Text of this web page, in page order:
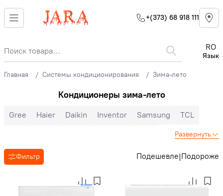
+(373) 68 918 111
RO
Язык
Главная Системы кондиционирования Зима-лето
Кондиционеры зима-лето
Gree Haier Daikin Inventor Samsung
TCL
Cooper&Hunter
Hyundai Auratsu
Candy
Mitsubishi Heavy
Zanussi
Развернуть
Фильтр Подешевле|Подороже